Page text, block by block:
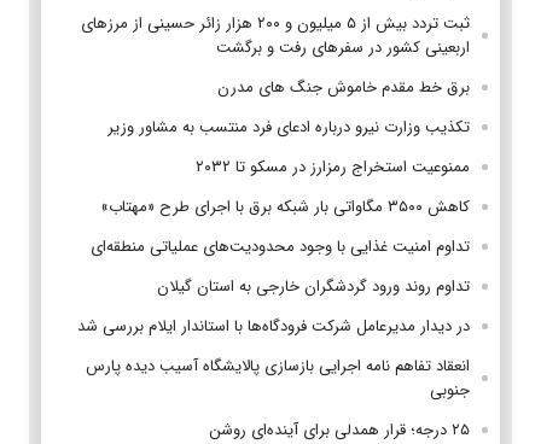
ثبت تردد بیش از ۵ میلیون و ۲۰۰ هزار زائر حسینی از مرزهای
اربعینی کشور در سفرهای رفت و برگشت
برق خط مقدم خاموش جنگ های مدرن
تکذیب وزارت نیرو درباره ادعای فرد منتسب به مشاور وزیر
ممنوعیت استخراج رمزارز در مسکو تا ۲۰۳۲
کاهش ۳۵۰۰ مگاواتی بار شبکه برق با اجرای طرح «مهتاب»
تداوم امنیت غذایی با وجود محدودیت‌های عملیاتی منطقه‌ای
تداوم روند ورود گردشگران خارجی به استان گیلان
در دیدار مدیرعامل شرکت فرودگاه‌ها با استاندار ایلام بررسی شد
انعقاد تفاهم نامه اجرایی بازسازی پالایشگاه آسیب دیده پارس
جنوبی
۲۵ درجه؛ قرار همدلی برای آینده‌ای روشن